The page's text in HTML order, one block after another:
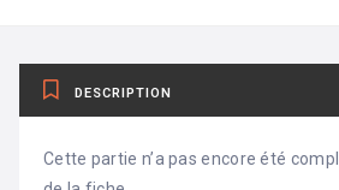
DESCRIPTION
Cette partie n’a pas encore été